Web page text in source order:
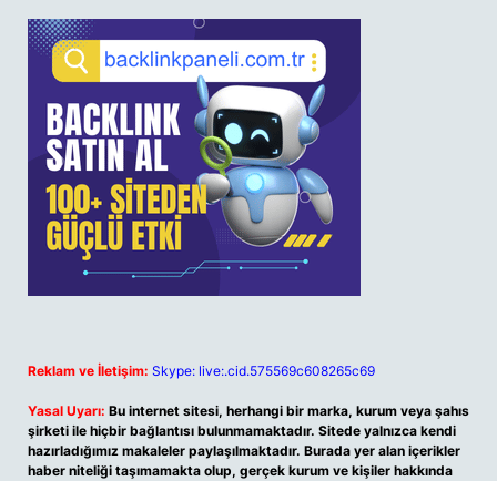
Reklam ve İletişim: Skype: live:.cid.575569c608265c69
Yasal Uyarı: Bu internet sitesi, herhangi bir marka, kurum veya şahıs
şirketi ile hiçbir bağlantısı bulunmamaktadır. Sitede yalnızca kendi
hazırladığımız makaleler paylaşılmaktadır. Burada yer alan içerikler
haber niteliği taşımamakta olup, gerçek kurum ve kişiler hakkında